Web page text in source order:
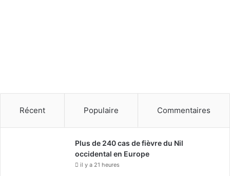
Récent Populaire Commentaires
Plus de 240 cas de fièvre du Nil
occidental en Europe
il y a 21 heures